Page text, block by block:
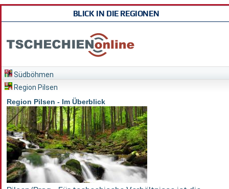
BLICK IN DIE REGIONEN
Südböhmen
Region Pilsen
Region Pilsen - Im Überblick